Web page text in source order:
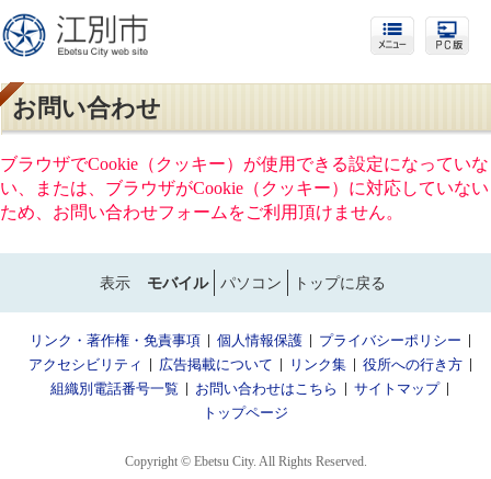
お問い合わせ
ブラウザでCookie（クッキー）が使用できる設定になっていな
い、または、ブラウザがCookie（クッキー）に対応していない
ため、お問い合わせフォームをご利用頂けません。
表示 モバイル パソコン トップに戻る
リンク・著作権・免責事項 個人情報保護
プライバシーポリシー
アクセシビリティ
広告掲載について リンク集
役所への行き方
組織別電話番号一覧
お問い合わせはこちら
サイトマップ
トップページ
Copyright © Ebetsu City. All Rights Reserved.